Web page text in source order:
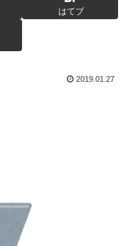
はてブ
2019.01.27